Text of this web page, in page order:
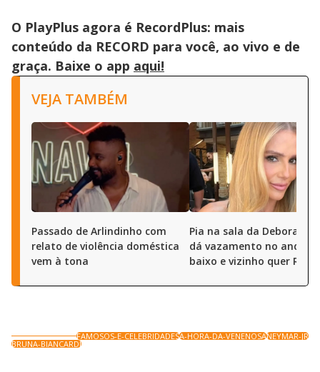
O PlayPlus agora é RecordPlus: mais
conteúdo da RECORD para você, ao vivo e de
graça. Baixe o app aqui!
VEJA TAMBÉM
Passado de Arlindinho com
relato de violência doméstica
vem à tona
Pia na sala da Deborah
dá vazamento no andar
baixo e vizinho quer R$
FAMOSOS-E-CELEBRIDADESA-HORA-DA-VENENOSANEYMAR-JR
BRUNA-BIANCARDI